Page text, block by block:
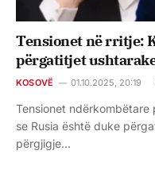
Tensionet në rritje:
përgatitjet
KOSOVË 01.10.2025, 20:19
Tensionet ndërkombëtare
se Rusia është duke
përgjigje…